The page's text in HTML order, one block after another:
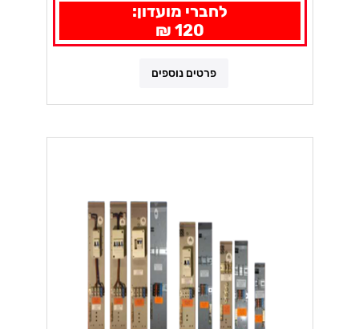
לחברי מועדון:
120 ₪
פרטים נוספים